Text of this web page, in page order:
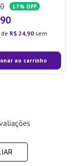
17% OFF
90
de R$ 24,90 sem
ao carrinho